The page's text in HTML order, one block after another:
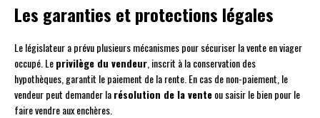
Les garanties et protections légales
Le législateur a prévu plusieurs mécanismes pour sécuriser la vente en viager
occupé. Leprivilège du vendeur , inscrit à la conservation des
hypothèques, garantit le paiement de la rente. En cas de non-paiement, le
vendeur peut demander larésolution de la venteou saisir le bien pour le
faire vendre aux enchères.